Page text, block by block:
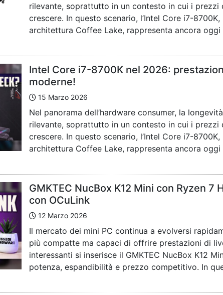
rilevante, soprattutto in un contesto in cui i
crescere. In questo scenario, l’Intel Core i7-
architettura Coffee Lake, rappresenta ancora
Intel Core i7-8700K nel 2026:
moderne!
15 Marzo 2026
Nel panorama dell’hardware consumer, la
rilevante, soprattutto in un contesto in cui i
crescere. In questo scenario, l’Intel Core i7-
architettura Coffee Lake, rappresenta ancora
GMKTEC NucBox K12 Mini con Ryzen
con OCuLink
12 Marzo 2026
Il mercato dei mini PC continua a evolversi
più compatte ma capaci di offrire prestazioni di
interessanti si inserisce il GMKTEC NucBox K12
potenza, espandibilità e prezzo competitivo. In